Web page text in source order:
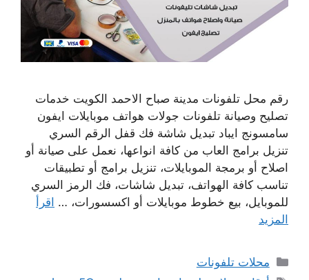
رقم محل تلفونات مدينة صباح الاحمد الكويت خدمات
تصليح وصيانة تلفونات جولات هواتف موبايلات ايفون
سامسونج ايباد تبديل شاشة فك قفل الرقم السري
تنزيل برامج العاب من كافة انواعها، نعمل على صيانة أو
اصلاح أو برمجة الموبايلات، تنزيل برامج أو تطبيقات
تناسب كافة الهواتف، تبديل شاشات، فك الرمز السري
للموبايل، بيع خطوط موبايلات أو اكسسورات، … اقرأ
المزيد
التصنيفات
محلات تلفونات